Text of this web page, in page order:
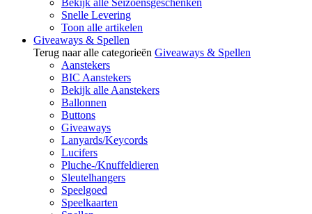
Bekijk alle Seizoensgeschenken
Snelle Levering
Toon alle artikelen
Giveaways & Spellen
Terug naar alle categorieën Giveaways & Spellen
Aanstekers
BIC Aanstekers
Bekijk alle Aanstekers
Ballonnen
Buttons
Giveaways
Lanyards/Keycords
Lucifers
Pluche-/Knuffeldieren
Sleutelhangers
Speelgoed
Speelkaarten